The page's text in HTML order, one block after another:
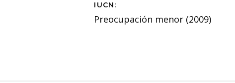
IUCN:
Preocupación menor (2009)